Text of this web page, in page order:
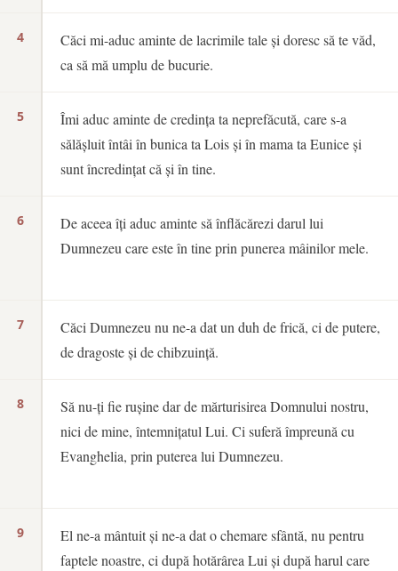
4
5
6
7
8
9
Căci mi-aduc aminte de lacrimile tale și doresc să te văd,
ca să mă umplu de bucurie.
Îmi aduc aminte de credința ta neprefăcută, care s-a
sălășluit întâi în bunica ta Lois și în mama ta Eunice și
sunt încredințat că și în tine.
De aceea îți aduc aminte să înflăcărezi darul lui
Dumnezeu care este în tine prin punerea mâinilor mele.
Căci Dumnezeu nu ne-a dat un duh de frică, ci de putere,
de dragoste și de chibzuință.
Să nu-ți fie rușine dar de mărturisirea Domnului nostru,
nici de mine, întemnițatul Lui. Ci suferă împreună cu
Evanghelia, prin puterea lui Dumnezeu.
El ne-a mântuit și ne-a dat o chemare sfântă, nu pentru
faptele noastre, ci după hotărârea Lui și după harul care